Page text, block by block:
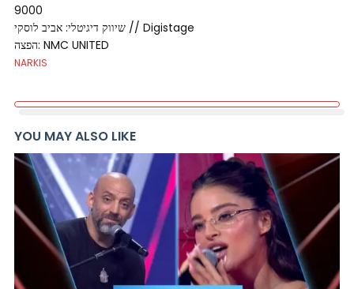
9000
שיווק דיגיטלי: אביב לוסקי // Digistage
הפצה: NMC UNITED
NARKIS
YOU MAY ALSO LIKE